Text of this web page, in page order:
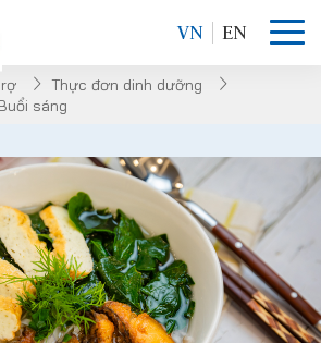
VN EN
Thực đơn dinh dưỡng
sáng